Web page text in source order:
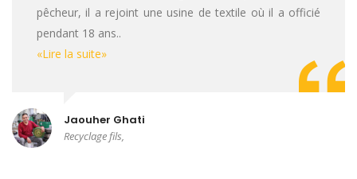
pêcheur, il a rejoint une usine de textile où il a officié
pendant 18 ans..
«Lire la suite»
Jaouher Ghati
Recyclage fils,